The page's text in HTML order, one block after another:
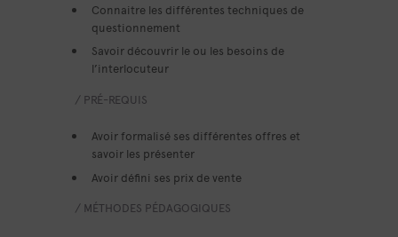
Connaitre les différentes techniques de
questionnement
Savoir découvrir le ou les besoins de
l’interlocuteur
/ PRÉ-REQUIS
Avoir formalisé ses différentes offres et
savoir les présenter
Avoir défini ses prix de vente
/ MÉTHODES PÉDAGOGIQUES